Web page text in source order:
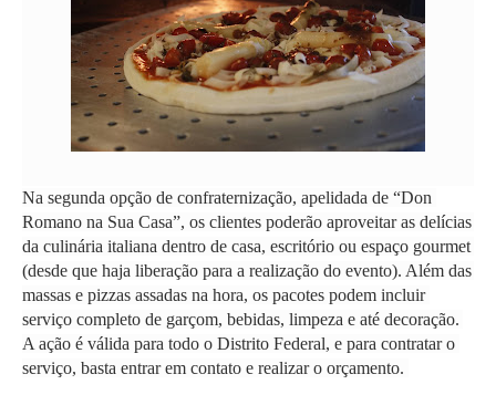
Na segunda opção de confraternização, apelidada de “Don
Romano na Sua Casa”, os clientes poderão aproveitar as delícias
da culinária italiana dentro de casa, escritório ou espaço gourmet
(desde que haja liberação para a realização do evento). Além das
massas e pizzas assadas na hora, os pacotes podem incluir
serviço completo de garçom, bebidas, limpeza e até decoração.
A ação é válida para todo o Distrito Federal, e para contratar o
serviço, basta entrar em contato e realizar o orçamento.